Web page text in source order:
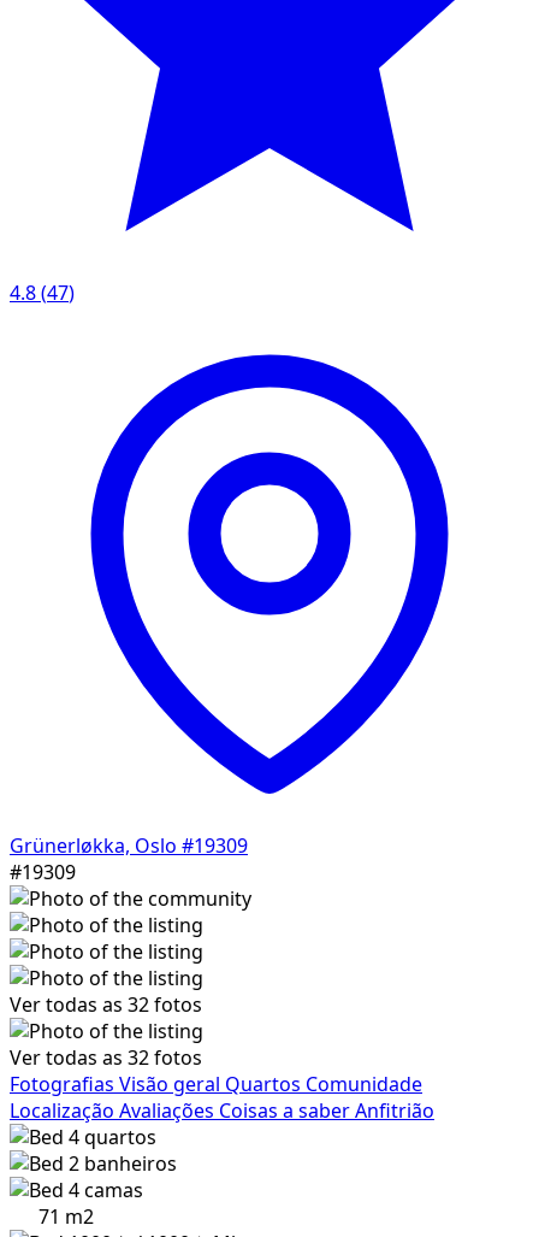
4.8(47)
Grünerløkka, Oslo #19309
#19309
Ver todas as 32 fotos
Ver todas as 32 fotos
Fotografias Visão geral Quartos Comunidade
Localização Avaliações Coisas a saberAnfitrião
4quartos
2 banheiros
4camas
71 m2